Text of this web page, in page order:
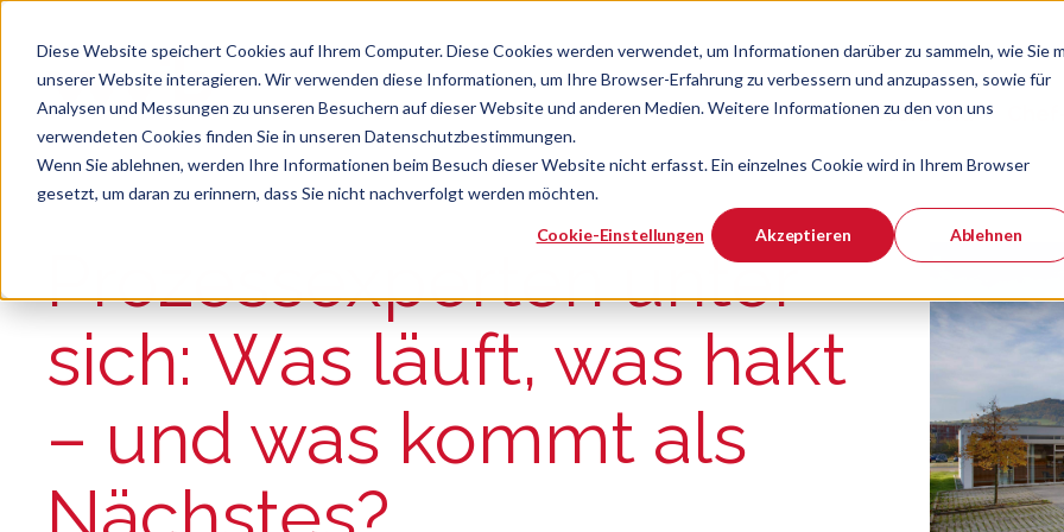
Diese Website speichert Cookies auf Ihrem Computer. Diese Cookies werden verwendet, um Informationen darüber zu sammeln, wie Sie
unserer Website interagieren. Wir verwenden diese Informationen, um Ihre Browser-Erfahrung zu verbessern und anzupassen, sowie für
Analysen und Messungen zu unseren Besuchern auf dieser Website und anderen Medien. Weitere Informationen zu den von uns
verwendeten Cookies finden Sie in unseren Datenschutzbestimmungen.
Wenn Sie ablehnen, werden Ihre Informationen beim Besuch dieser Website nicht erfasst. Ein einzelnes Cookie wird in Ihrem Browser
gesetzt, um daran zu erinnern, dass Sie nicht nachverfolgt werden möchten.
Cookie-Einstellungen Akzeptieren Ablehnen
Zeige
Verband
Suche
Es gibt keine Vorschläge, da das Suchfeld leer ist.
Prozessexperten unter
sich: Was läuft, was hakt
– und was kommt als